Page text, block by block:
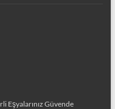
Eşyalarınız Güvende